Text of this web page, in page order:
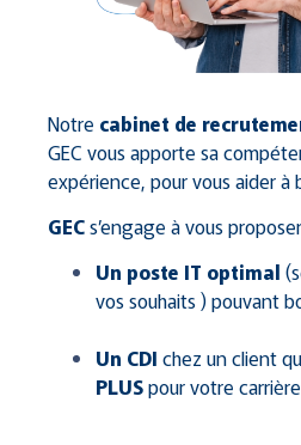
Notre cabinet de
GEC vous apporte sa
expérience, pour vous aider à
GECs’engage à vous
Un poste IT optimal
vos souhaits ) pouvant
Un CDI chez un client
PLUSpour votre